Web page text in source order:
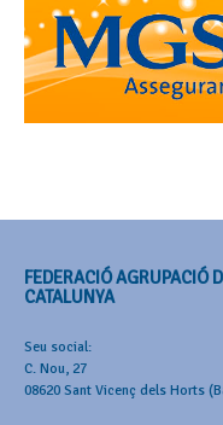
FEDERACIÓ AGRUPACIÓ
CATALUNYA
Seu social:
C. Nou, 27
08620 Sant Vicenç dels Horts